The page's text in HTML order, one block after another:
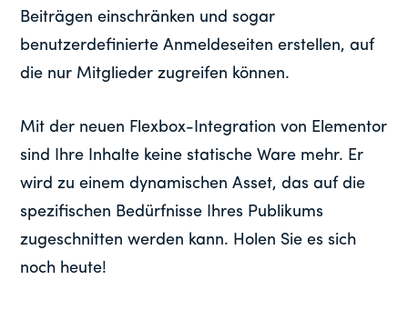
Beiträgen einschränken und sogar
benutzerdefinierte Anmeldeseiten erstellen, auf
die nur Mitglieder zugreifen können.
Mit der neuen Flexbox-Integration von Elementor
sind Ihre Inhalte keine statische Ware mehr. Er
wird zu einem dynamischen Asset, das auf die
spezifischen Bedürfnisse Ihres Publikums
zugeschnitten werden kann. Holen Sie es sich
noch heute!